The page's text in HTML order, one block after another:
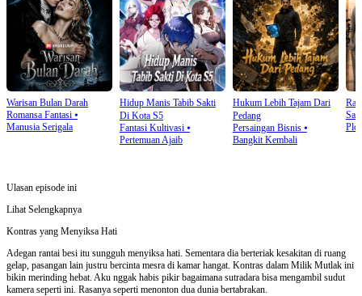
Warisan Bulan Darah
Romansa Fantasi ⦁
Manusia Serigala
Hidup Manis Tabib Sakti
Di Kota S5
Fantasi Kultivasi⦁
Pertemuan Ajaib
Hukum Lebih Tajam Dari
Pedang
Persaingan Bisnis⦁
Bangkit Kembali
Ulasan episode ini
Lihat Selengkapnya
Kontras yang Menyiksa Hati
Adegan rantai besi itu sungguh menyiksa hati. Sementara dia berteriak kesakitan di ruang
gelap, pasangan lain justru bercinta mesra di kamar hangat. Kontras dalam Milik Mutlak ini
bikin merinding hebat. Aku nggak habis pikir bagaimana sutradara bisa mengambil sudut
kamera seperti ini. Rasanya seperti menonton dua dunia bertabrakan.